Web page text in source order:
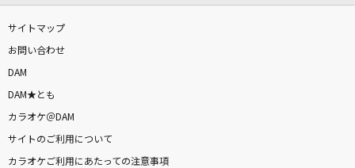
サイトマップ
お問い合わせ
DAM
DAM★とも
カラオケ＠DAM
サイトのご利用について
カラオケご利用にあたっての注意事項